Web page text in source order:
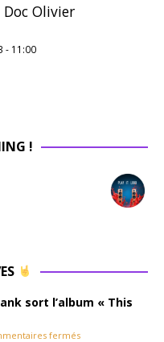
Olivier
- 11:00
!
sort l’album « This
fermés